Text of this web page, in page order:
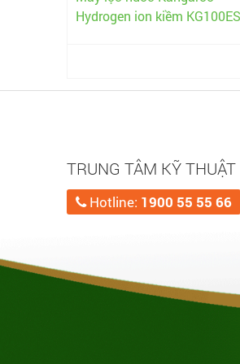
Kangaroo KG100HA
TRUNG TÂM KỸ THUẬT
Hotline: 1900 55 55 66